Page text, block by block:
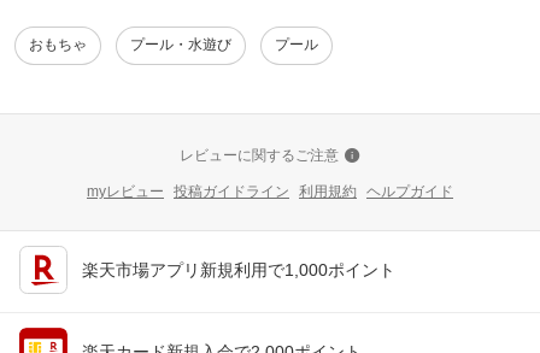
おもちゃ プール・水遊び プール
レビューに関するご注意
myレビュー 投稿ガイドライン 利用規約 ヘルプガイド
楽天市場アプリ新規利用で1,000ポイント